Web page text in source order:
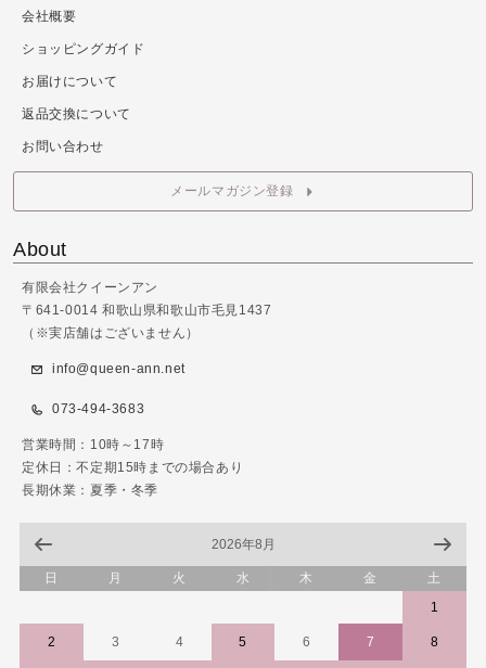
会社概要
ショッピングガイド
お届けについて
返品交換について
お問い合わせ
メールマガジン登録
About
有限会社クイーンアン
〒641-0014 和歌山県和歌山市毛見1437
（※実店舗はございません）
info@queen-ann.net
073-494-3683
営業時間：10時～17時
定休日：不定期15時までの場合あり
長期休業：夏季・冬季
2026年8月
日 月 火 水 木 金
土
1
2 3 4 5 6 7 8